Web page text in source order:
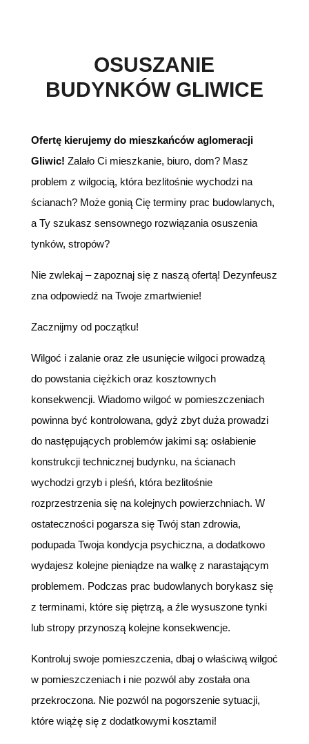
OSUSZANIE
BUDYNKÓW GLIWICE
Ofertę kierujemy do mieszkańców aglomeracji
Gliwic! Zalało Ci mieszkanie, biuro, dom? Masz
problem z wilgocią, która bezlitośnie wychodzi na
ścianach? Może gonią Cię terminy prac budowlanych,
a Ty szukasz sensownego rozwiązania osuszenia
tynków, stropów?
Nie zwlekaj – zapoznaj się z naszą ofertą! Dezynfeusz
zna odpowiedź na Twoje zmartwienie!
Zacznijmy od początku!
Wilgoć i zalanie oraz złe usunięcie wilgoci prowadzą
do powstania ciężkich oraz kosztownych
konsekwencji. Wiadomo wilgoć w pomieszczeniach
powinna być kontrolowana, gdyż zbyt duża prowadzi
do następujących problemów jakimi są: osłabienie
konstrukcji technicznej budynku, na ścianach
wychodzi grzyb i pleśń, która bezlitośnie
rozprzestrzenia się na kolejnych powierzchniach. W
ostateczności pogarsza się Twój stan zdrowia,
podupada Twoja kondycja psychiczna, a dodatkowo
wydajesz kolejne pieniądze na walkę z narastającym
problemem. Podczas prac budowlanych borykasz się
z terminami, które się piętrzą, a źle wysuszone tynki
lub stropy przynoszą kolejne konsekwencje.
Kontroluj swoje pomieszczenia, dbaj o właściwą wilgoć
w pomieszczeniach i nie pozwól aby została ona
przekroczona. Nie pozwól na pogorszenie sytuacji,
które wiążę się z dodatkowymi kosztami!